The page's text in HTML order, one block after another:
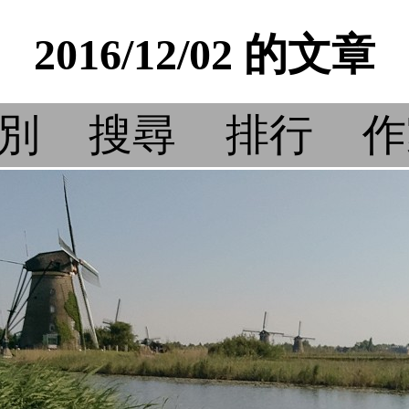
2016/12/02 的文章
搜尋 排行